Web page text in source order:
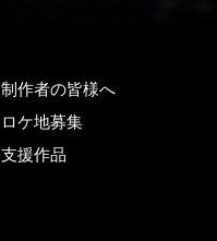
制作者の皆様へ
ロケ地募集
支援作品